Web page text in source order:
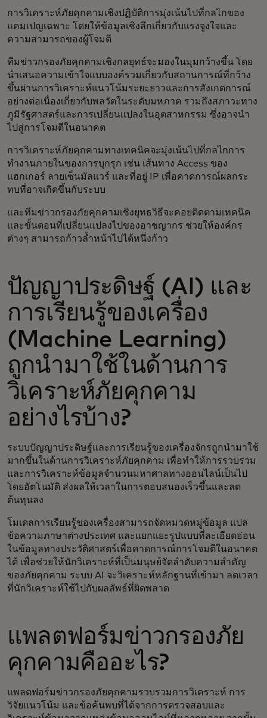
การวิเคราะห์ภัยคุกคามเชิงปฏิบัติการมุ่งเน้นไปที่กลไกของ
แคมเปญเฉพาะ โดยให้ข้อมูลเชิงลึกเกี่ยวกับแรงจูงใจและ
ความสามารถของผู้โจมตี
ทีมข่าวกรองภัยคุกคามเชิงกลยุทธ์จะมองในมุมกว้างขึ้น โดย
นำเสนอความเข้าใจแบบองค์รวมเกี่ยวกับสถานการณ์ที่กว้าง
ขึ้นผ่านการวิเคราะห์แนวโน้มระยะยาวและการสังเกตการณ์
อย่างต่อเนื่องเกี่ยวกับพลวัตในระดับมหภาค รวมถึงสภาวะทาง
ภูมิรัฐศาสตร์และการเปลี่ยนแปลงในอุตสาหกรรม ซึ่งอาจนำ
ไปสู่การโจมตีในอนาคต
การวิเคราะห์ภัยคุกคามทางเทคนิคจะมุ่งเน้นไปที่กลไกการ
ทำงานภายในของการบุกรุก เช่น เส้นทาง Access ของ
แฮกเกอร์ ลายเซ็นมัลแวร์ และที่อยู่ IP เพื่อคาดการณ์ผลกระ
ทบที่อาจเกิดขึ้นกับระบบ
และทีมข่าวกรองภัยคุกคามเชิงยุทธวิธีจะคอยติดตามเทคนิค
และขั้นตอนที่เปลี่ยนแปลงไปของอาชญากร ช่วยให้องค์กร
ต่างๆ สามารถก้าวล้ำหน้าไปได้หนึ่งก้าว
ปัญญาประดิษฐ์ (AI) และ
การเรียนรู้ของเครื่อง
(Machine Learning)
ถูกนำมาใช้ในด้านการ
วิเคราะห์ภัยคุกคาม
อย่างไรบ้าง?
ระบบปัญญาประดิษฐ์และการเรียนรู้ของเครื่องจักรถูกนำมาใช้
มากขึ้นในด้านการวิเคราะห์ภัยคุกคาม เพื่อทำให้การรวบรวม
และการวิเคราะห์ข้อมูลจำนวนมหาศาลทางออนไลน์เป็นไป
โดยอัตโนมัติ ส่งผลให้เวลาในการตอบสนองเร็วขึ้นและลด
ต้นทุนลง
โมเดลการเรียนรู้ของเครื่องสามารถจัดหมวดหมู่ข้อมูล แปล
ข้อความภาษาต่างประเทศ และแยกแยะรูปแบบที่ละเอียดอ่อน
ในข้อมูลทางประวัติศาสตร์เพื่อคาดการณ์การโจมตีในอนาคต
ได้ เพื่อช่วยให้นักวิเคราะห์ที่เป็นมนุษย์จัดลำดับความสำคัญ
ของภัยคุกคาม ระบบ AI จะวิเคราะห์หลักฐานที่เข้ามา ลดเวลา
ที่นักวิเคราะห์ใช้ไปกับผลลัพธ์ที่ผิดพลาด
แพลตฟอร์มข่าวกรองภัย
คุกคามคืออะไร?
แพลตฟอร์มข่าวกรองภัยคุกคามรวบรวมการวิเคราะห์ การ
วิจัยแนวโน้ม และข้อค้นพบที่ได้จากการตรวจสอบและ